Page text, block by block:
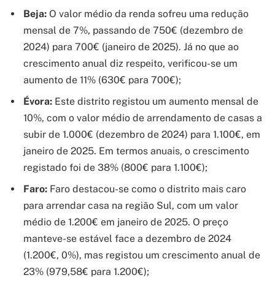
Beja: O valor médio da renda sofreu uma redução
mensal de 7%, passando de 750€ (dezembro de
2024) para 700€ (janeiro de 2025). Já no que ao
crescimento anual diz respeito, verificou-se um
aumento de 11% (630€ para 700€);
Évora: Este distrito registou um aumento mensal de
10%, com o valor médio de arrendamento de casas a
subir de 1.000€ (dezembro de 2024) para 1.100€, em
janeiro de 2025. Em termos anuais, o crescimento
registado foi de 38% (800€ para 1.100€);
Faro: Faro destacou-se como o distrito mais caro
para arrendar casa na região Sul, com um valor
médio de 1.200€ em janeiro de 2025. O preço
manteve-se estável face a dezembro de 2024
(1.200€, 0%), mas registou um crescimento anual de
23% (979,58€ para 1.200€);